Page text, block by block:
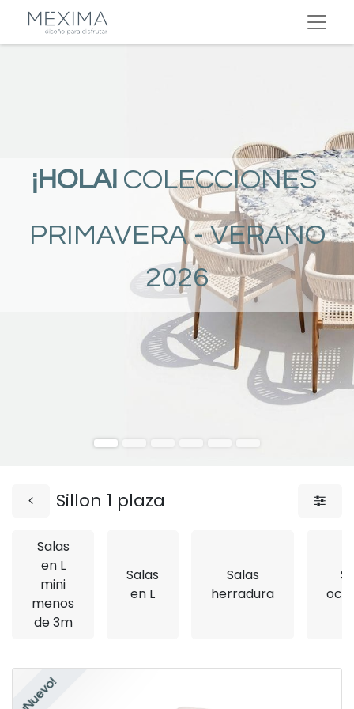
¡HOLA! COLECCIONES
PRIMAVERA - VERANO
2026
Sillon 1 plaza
Salas
en L
mini
menos
de 3m
Salas
en L
Salas
herradura
¡Nuevo!